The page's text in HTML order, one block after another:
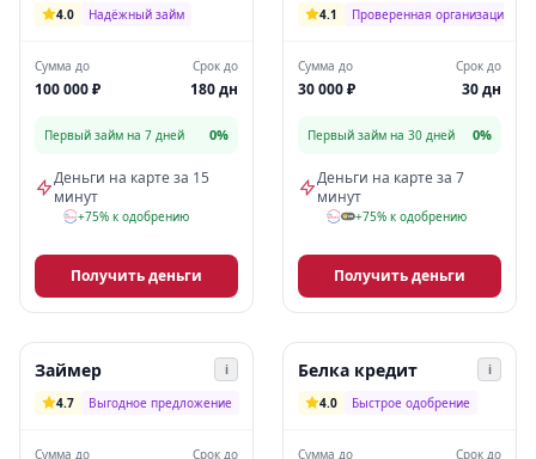
4.0
Надёжный займ
Сумма до
100 000 ₽
Срок до
180 дн
Первый займ на 7 дней 0%
Деньги на карте за 15
минут
+75% к одобрению
Получить деньги
4.1
Проверенная организация
Сумма до
30 000 ₽
Срок до
30 дн
Первый займ на 30 дней 0%
Деньги на карте за 7
минут
+75% к одобрению
Получить деньги
Займер
i
4.7
Выгодное предложение
Сумма до Срок до
Белка кредит
i
4.0
Быстрое одобрение
Сумма до Срок до